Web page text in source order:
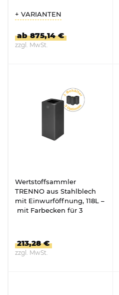
+ VARIANTEN
ab 875,14 €
zzgl. MwSt.
Wertstoffsammler
TRENNO aus Stahlblech
mit Einwurföffnung, 118L –
mit Farbecken für 3
213,28 €
zzgl. MwSt.